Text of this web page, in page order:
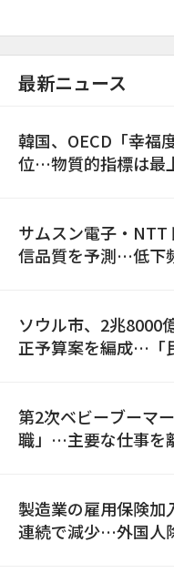
最新ニュース
韓国、OECD「幸福
位…物質的指標は最
サムスン電子・NTT
信品質を予測…低下
ソウル市、2兆8000
正予算案を編成…「
第2次ベビーブーマ
職」…主要な仕事を
製造業の雇用保険加
連続で減少…外国人